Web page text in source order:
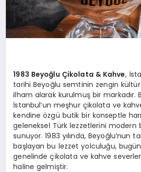
1983 Beyoğlu Çikolata & Kahve,
tarihi Beyoğlu semtinin zengin
ilham alarak kurulmuş bir markadır.
İstanbul’un meşhur çikolata ve
kendine özgü butik bir konseptle
geleneksel Türk lezzetlerini modern
sunuyor. 1983 yılında, Beyoğlu’nun
başlayan bu lezzet yolculuğu, bugün
genelinde çikolata ve kahve
haline gelmiştir.